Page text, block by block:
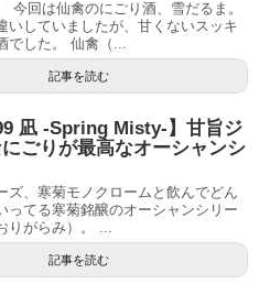
今回は仙禽のにごり酒、雪だるま。
いしていましたが、甘くないスッキ
でした。 仙禽（...
記事を読む
凪 -Spring Misty-】甘旨ジ
ごりが最高なオーシャンシ
ズ、寒菊モノクロームと飲んでどん
ってる寒菊銘醸のオーシャンシリー
りがらみ）。 ...
記事を読む